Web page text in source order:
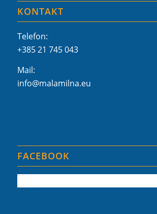
KONTAKT
Telefon:
+385 21 745 043
Mail:
info@malamilna.eu
FACEBOOK